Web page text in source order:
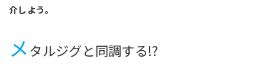
介しよう。
メタルジグと同調する!?